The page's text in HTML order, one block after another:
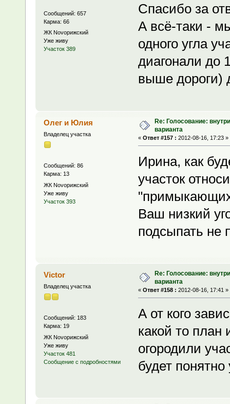
Сообщений: 657
Карма: 66
ЖК Novoрижский
Уже живу
Участок 389
Спасибо за
А всё-таки -
одного угла
диагонали до
выше дороги)
Олег и Юлия
Владелец участка
Сообщений: 86
Карма: 13
ЖК Novoрижский
Уже живу
Участок 393
Re: Голосование:
варианта
« Ответ #157 : 2012-08-16, 17:23 »
Ирина, как
участок
Ваш низкий
подсыпать не
Victor
Владелец участка
Сообщений: 183
Карма: 19
ЖК Novoрижский
Уже живу
Участок 481
Сообщение с подробностями
Re: Голосование:
варианта
« Ответ #158 : 2012-08-16, 17:41 »
А от кого
какой то план
огородили
будет